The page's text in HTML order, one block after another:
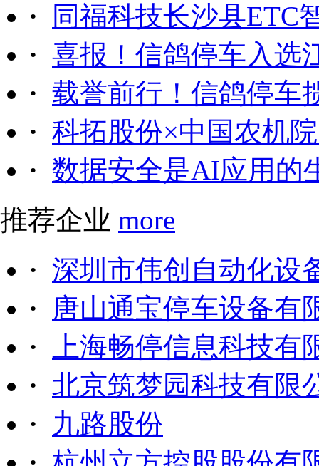
·
同福科技长沙县ETC
· 喜报！信鸽停车入选
· 载誉前行！信鸽停车
· 科拓股份×中国农机
· 数据安全是AI应用的
推荐企业 more
· 深圳市伟创自动化设
·
唐山通宝停车设备有
·
上海畅停信息科技有
· 北京筑梦园科技有限
·
九路股份